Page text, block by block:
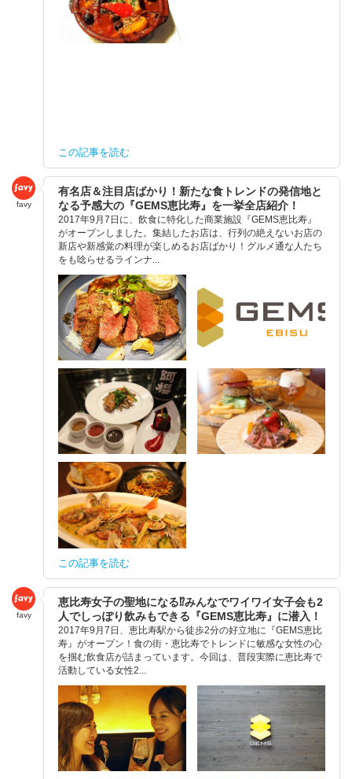
この記事を読む
favy
有名店＆注目店ばかり！新たな食トレンドの発信地と
なる予感大の『GEMS恵比寿』を一挙全店紹介！
2017年9月7日に、飲食に特化した商業施設『GEMS恵比寿』
がオープンしました。集結したお店は、行列の絶えないお店の
新店や新感覚の料理が楽しめるお店ばかり！グルメ通な人たち
をも唸らせるラインナ...
この記事を読む
favy
恵比寿女子の聖地になる⁉︎みんなでワイワイ女子会も2
人でしっぽり飲みもできる『GEMS恵比寿』に潜入！
2017年9月7日、恵比寿駅から徒歩2分の好立地に『GEMS恵比
寿』がオープン！食の街・恵比寿でトレンドに敏感な女性の心
を掴む飲食店が詰まっています。今回は、普段実際に恵比寿で
活動している女性2...